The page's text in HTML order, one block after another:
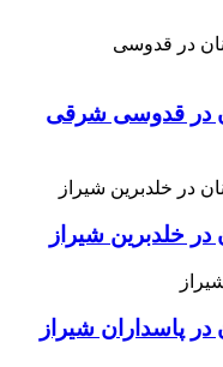
در قدوسی شرقی
خلدبرین شیراز
پاسداران شیراز